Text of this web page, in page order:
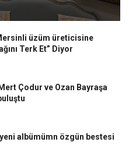
üzüm üreticisine
Terk Et” Diyor
Çodur ve Ozan Bayraşa
yeni albümümn özgün bestesi